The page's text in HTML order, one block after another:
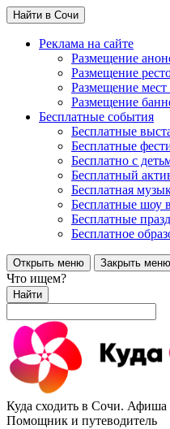
Найти в Сочи
Реклама на сайте
Размещение
Размещение
Размещение
Размещение
Бесплатные события
Бесплатные
Бесплатные
Бесплатно с
Бесплатный
Бесплатная
Бесплатные шоу
Бесплатные
Бесплатное
Открыть меню Закрыть меню
Что ищем?
Найти
Куда сходить в Сочи. Афиша
Помощник и путеводитель